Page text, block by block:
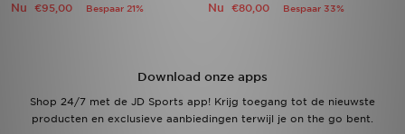
Nu €95,00 Bespaar 21% Nu €80,00 Bespaar 33%
Download onze apps
Shop 24/7 met de JD Sports app! Krijg toegang tot de nieuwste
producten en exclusieve aanbiedingen terwijl je on the go bent.